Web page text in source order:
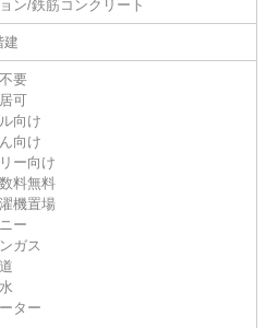
ン/鉄筋コンクリート
建
要
可
向け
向け
ー向け
料無料
機置場
ー
ガス
ター